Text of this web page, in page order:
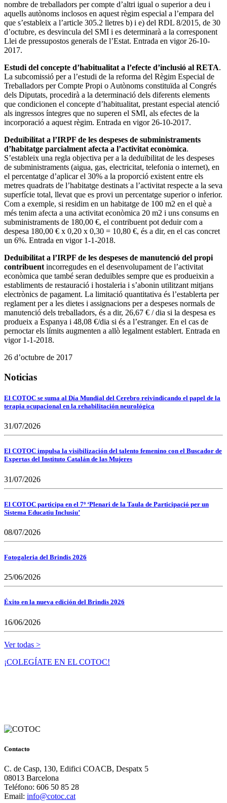
nombre de treballadors per compte d’altri igual o superior a deu i
aquells autònoms inclosos en aquest règim especial a l’empara del
que s’estableix a l’article 305.2 lletres b) i e) del RDL 8/2015, de 30
d’octubre, es desvincula del SMI i es determinarà a la corresponent
Llei de pressupostos generals de l’Estat. Entrada en vigor 26-10-
2017.
Estudi del concepte d’habitualitat a l’efecte d’inclusió al RETA.
La subcomissió per a l’estudi de la reforma del Règim Especial de
Treballadors per Compte Propi o Autònoms constituïda al Congrés
dels Diputats, procedirà a la determinació dels diferents elements
que condicionen el concepte d’habitualitat, prestant especial atenció
als ingressos íntegres que no superen el SMI, als efectes de la
incorporació a aquest règim. Entrada en vigor 26-10-2017.
Deduïbilitat a l’IRPF de les despeses de subministraments
d’habitatge parcialment afecta a l’activitat econòmica.
S’estableix una regla objectiva per a la deduïbilitat de les despeses
de subministraments (aigua, gas, electricitat, telefonia o internet), en
el percentatge d’aplicar el 30% a la proporció existent entre els
metres quadrats de l’habitatge destinats a l’activitat respecte a la seva
superfície total, llevat que es provi un percentatge superior o inferior.
Com a exemple, si residim en un habitatge de 100 m2 en el què a
més tenim afecta a una activitat econòmica 20 m2 i uns consums en
subministraments de 180,00 €, el contribuent pot deduir com a
despesa 180,00 € x 0,20 x 0,30 = 10,80 €, és a dir, en el cas concret
un 6%. Entrada en vigor 1-1-2018.
Deduïbilitat a l’IRPF de les despeses de manutenció del propi
contribuent incorregudes en el desenvolupament de l’activitat
econòmica que també seran deduïbles sempre que es produeixin a
establiments de restauració i hostaleria i s’abonin utilitzant mitjans
electrònics de pagament. La limitació quantitativa és l’establerta per
reglament per a les dietes i assignacions per a despeses normals de
manutenció dels treballadors, és a dir, 26,67 € / dia si la despesa es
produeix a Espanya i 48,08 €/dia si és a l’estranger. En el cas de
pernoctar els límits augmenten a allò legalment establert. Entrada en
vigor 1-1-2018.
26 d’octubre de 2017
Noticias
El COTOC se suma al Día Mundial del Cerebro reivindicando el papel de la
terapia ocupacional en la rehabilitación neurológica
31/07/2026
El COTOC impulsa la visibilización del talento femenino con el Buscador de
Expertas del Instituto Catalán de las Mujeres
31/07/2026
El COTOC participa en el 7º ‘Plenari de la Taula de Participació per un
Sistema Educatiu Inclusiu’
08/07/2026
Fotogaleria del Brindis 2026
25/06/2026
Éxito en la nueva edición del Brindis 2026
16/06/2026
Ver todas >
¡COLEGÍATE EN EL COTOC!
Contacto
C. de Casp, 130, Edifici COACB, Despatx 5
08013 Barcelona
Teléfono: 606 50 85 28
Email: info@cotoc.cat